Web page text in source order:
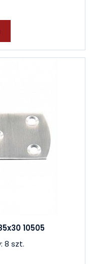
10505
8 szt.